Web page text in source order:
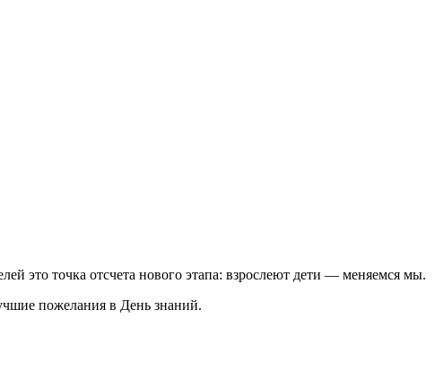
это точка отсчета нового этапа: взрослеют дети — меняемся мы.
пожелания в День знаний.